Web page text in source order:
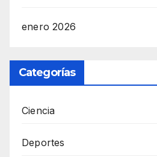
enero 2026
Categorías
Ciencia
Deportes